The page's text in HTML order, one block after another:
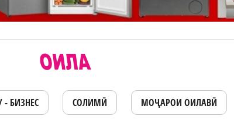
- БИЗНЕС СОЛИМӢ МОҶАРОИ ОИЛАВӢ